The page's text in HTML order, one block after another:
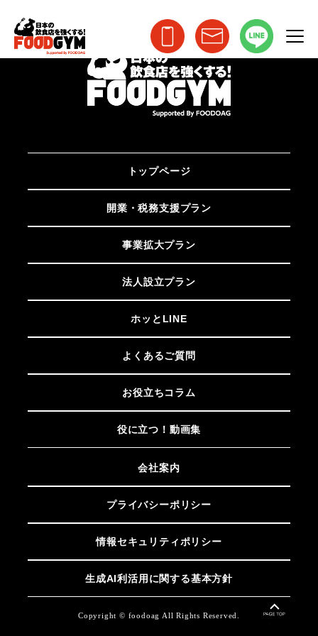
トップページ
開業・税務支援プラン
事業拡大プラン
法人設立プラン
ホッとLINE
よくあるご質問
お役立ちコラム
役に立つ！動画集
会社案内
プライバシーポリシー
情報セキュリティポリシー
生成AI利活用に関する基本方針
Copyright © foodoag All Rights Reserved.